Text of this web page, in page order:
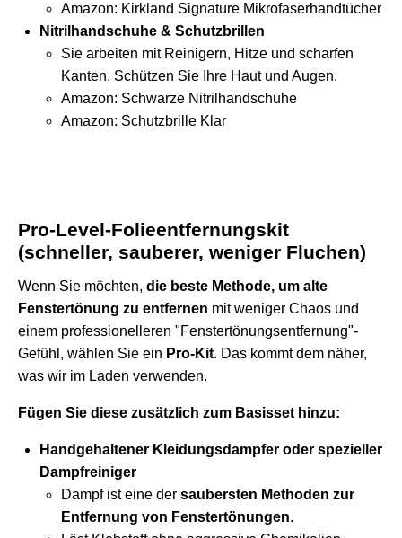
Amazon: Kirkland Signature Mikrofaserhandtücher
Nitrilhandschuhe & Schutzbrillen
Sie arbeiten mit Reinigern, Hitze und scharfen
Kanten. Schützen Sie Ihre Haut und Augen.
Amazon: Schwarze Nitrilhandschuhe
Amazon: Schutzbrille Klar
Pro-Level-Folieentfernungskit
(schneller, sauberer, weniger Fluchen)
Wenn Sie möchten, die beste Methode, um alte
Fenstertönung zu entfernen mit weniger Chaos und
einem professionelleren "Fenstertönungsentfernung"-
Gefühl, wählen Sie ein Pro-Kit. Das kommt dem näher,
was wir im Laden verwenden.
Fügen Sie diese zusätzlich zum Basisset hinzu:
Handgehaltener Kleidungsdampfer oder spezieller
Dampfreiniger
Dampf ist eine der saubersten Methoden zur
Entfernung von Fenstertönungen.